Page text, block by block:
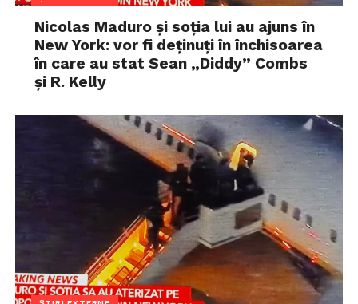
Nicolas Maduro și soția lui au ajuns în
New York: vor fi deținuți în închisoarea
în care au stat Sean „Diddy” Combs
și R. Kelly